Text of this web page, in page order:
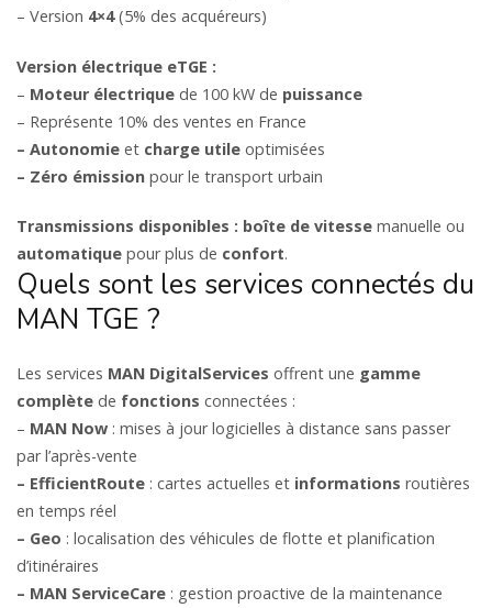
– Version 4×4(5% des acquéreurs)
Version électrique eTGE :
– Moteur électrique de 100 kW de puissance
– Représente 10% des ventes en France
– Autonomie et charge utile optimisées
– Zéro émission pour le transport urbain
Transmissions disponibles : boîte de vitesse manuelle ou
automatique pour plus de confort.
Quels sont les services connectés du
MAN TGE ?
Les services MAN DigitalServices offrent une gamme
complète de fonctions connectées :
– MAN Now : mises à jour logicielles à distance sans passer
par l’après-vente
– EfficientRoute : cartes actuelles et informations routières
en temps réel
– Geo : localisation des véhicules de flotte et planification
d’itinéraires
– MAN ServiceCare : gestion proactive de la maintenance